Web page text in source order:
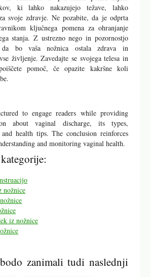
Redno umivanje genitalne regije z
vodo je nujno. Izogibajte se močno
gelom, saj lahko dražijo sluznico.
spodnje perilo:Bombaž omogoča
zmanjšuje tveganje za okužbe.
kopalkam:Dolgotrajno nošenje
lahko poveča tveganje za glivične
Redni obiski ginekologa so ključni za
in preprečevanje bolezni.
in razumeti. S pravilnim poznavanjem
ki lahko nakazujejo težave, lahko
svoje zdravje. Ne pozabite, da je odprta
ključnega pomena za ohranjanje
stanja. Z ustrezno nego in pozornostjo
da bo vaša nožnica ostala zdrava in
življenje. Zavedajte se svojega telesa in